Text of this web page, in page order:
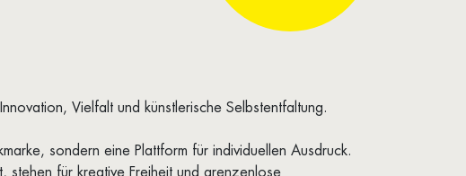
Vielfalt und künstlerische Selbstentfaltung.
sondern eine Plattform für individuellen Ausdruck.
stehen für kreative Freiheit und grenzenlose